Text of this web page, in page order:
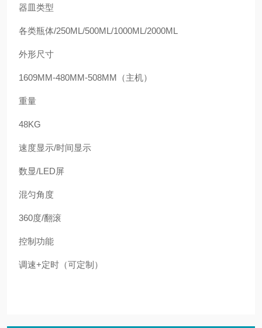
器皿类型
各类瓶体/250ML/500ML/1000ML/2000ML
外形尺寸
1609MM-480MM-508MM （主机）
重量
48KG
速度显示/时间显示
数显/LED屏
混匀角度
360度/翻滚
控制功能
调速+定时（可定制）